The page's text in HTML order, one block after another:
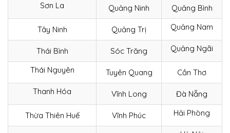
Sơn La Quảng Ninh Quảng Bình
Tây Ninh Quảng Trị Quảng Nam
Thái Bình Sóc Trăng Quảng Ngãi
Thái Nguyên Tuyên Quang
Cần Thơ
Thanh Hóa
Vĩnh Long Đà Nẵng
Thừa Thiên Huế Vĩnh Phúc Hải Phòng